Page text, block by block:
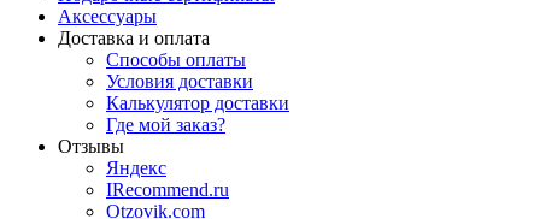
Аксессуары
Доставка и оплата
Способы оплаты
Условия доставки
Калькулятор доставки
Где мой заказ?
Отзывы
Яндекс
IRecommend.ru
Otzovik.com